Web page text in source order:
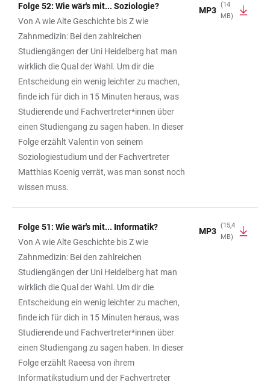
Folge 52: Wie wär's mit... Soziologie?
Von A wie Alte Geschichte bis Z wie
Zahnmedizin: Bei den zahlreichen
Studiengängen der Uni Heidelberg hat man
wirklich die Qual der Wahl. Um dir die
Entscheidung ein wenig leichter zu machen,
finde ich für dich in 15 Minuten heraus, was
Studierende und Fachvertreter*innen über
einen Studiengang zu sagen haben. In dieser
Folge erzählt Valentin von seinem
Soziologiestudium und der Fachvertreter
Matthias Koenig verrät, was man sonst noch
wissen muss.
MP3
(14
MB)
Folge 51: Wie wär's mit... Informatik?
Von A wie Alte Geschichte bis Z wie
Zahnmedizin: Bei den zahlreichen
Studiengängen der Uni Heidelberg hat man
wirklich die Qual der Wahl. Um dir die
Entscheidung ein wenig leichter zu machen,
finde ich für dich in 15 Minuten heraus, was
Studierende und Fachvertreter*innen über
einen Studiengang zu sagen haben. In dieser
Folge erzählt Raeesa von ihrem
Informatikstudium und der Fachvertreter
MP3
(15,4
MB)